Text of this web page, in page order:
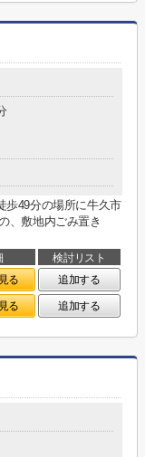
歩49分の場所に牛久市
、敷地内ごみ置き
検討リスト
る
追加する
る 追加する